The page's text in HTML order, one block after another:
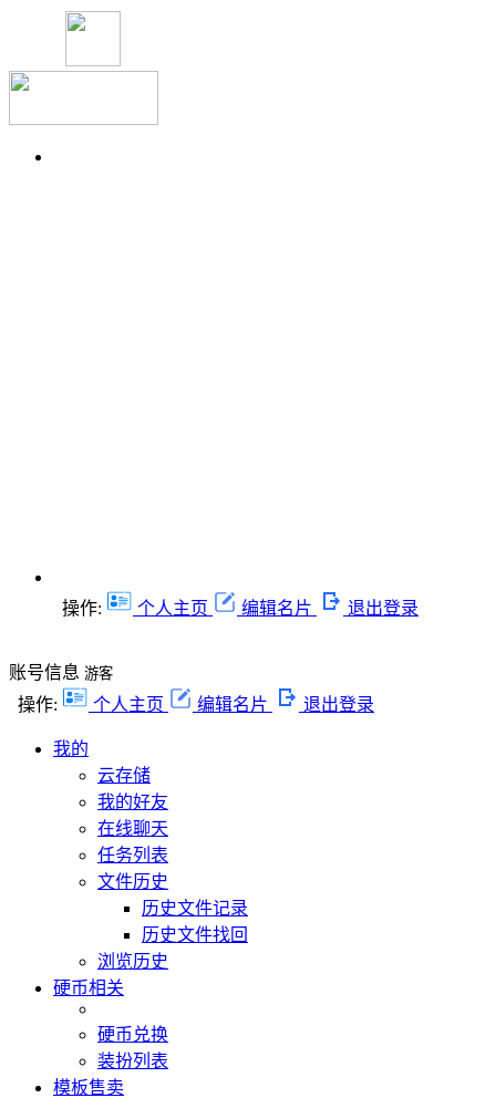
操作: 个人主页 编辑名片 退出登录
账号信息 游客
操作: 个人主页 编辑名片 退出登录
我的
云存储
我的好友
在线聊天
任务列表
文件历史
历史文件记录
历史文件找回
浏览历史
硬币相关
硬币兑换
装扮列表
模板售卖